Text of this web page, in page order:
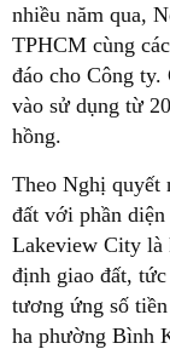
nhiều năm qua,
TPHCM cùng
đáo cho Công ty.
vào sử dụng từ
hồng.
Theo Nghị quyết
đất với phần
Lakeview City là
định giao đất,
tương ứng số
ha phường Bình